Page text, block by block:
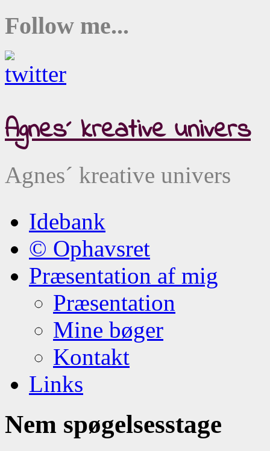
Follow me...
Agnes´ kreative univers
Agnes´ kreative univers
Idebank
© Ophavsret
Præsentation af mig
Præsentation
Mine bøger
Kontakt
Links
Nem spøgelsesstage